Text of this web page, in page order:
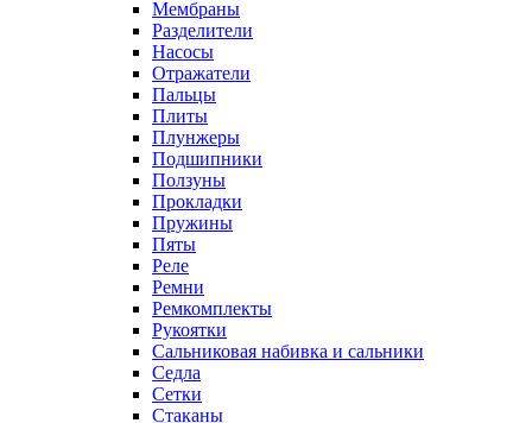
Мембраны
Разделители
Насосы
Отражатели
Пальцы
Плиты
Плунжеры
Подшипники
Ползуны
Прокладки
Пружины
Пяты
Реле
Ремни
Ремкомплекты
Рукоятки
Сальниковая набивка и сальники
Седла
Сетки
Стаканы